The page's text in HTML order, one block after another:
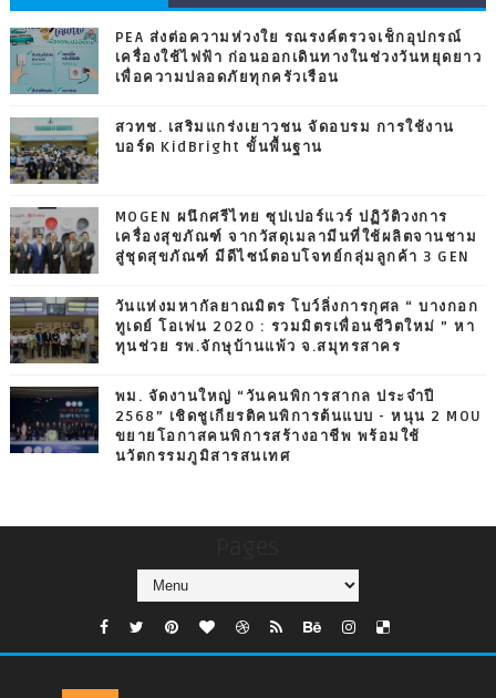
PEA ส่งต่อความห่วงใย รณรงค์ตรวจเช็กอุปกรณ์
เครื่องใช้ไฟฟ้า ก่อนออกเดินทางในช่วงวันหยุดยาว
เพื่อความปลอดภัยทุกครัวเรือน
สวทช. เสริมแกร่งเยาวชน จัดอบรม การใช้งาน
บอร์ด KidBright ขั้นพื้นฐาน
MOGEN ผนึกศรีไทย ซุปเปอร์แวร์ ปฏิวัติวงการ
เครื่องสุขภัณฑ์ จากวัสดุเมลามีนที่ใช้ผลิตจานชาม
สู่ชุดสุขภัณฑ์ มีดีไซน์ตอบโจทย์กลุ่มลูกค้า 3 GEN
วันแห่งมหากัลยาณมิตร โบว์ลิ่งการกุศล “ บางกอก
ทูเดย์ โอเพ่น 2020 : รวมมิตรเพื่อนชีวิตใหม่ ” หา
ทุนช่วย รพ.จักษุบ้านแพ้ว จ.สมุทรสาคร
พม. จัดงานใหญ่ “วันคนพิการสากล ประจำปี
2568” เชิดชูเกียรติคนพิการต้นแบบ - หนุน 2 MOU
ขยายโอกาสคนพิการสร้างอาชีพ พร้อมใช้
นวัตกรรมภูมิสารสนเทศ